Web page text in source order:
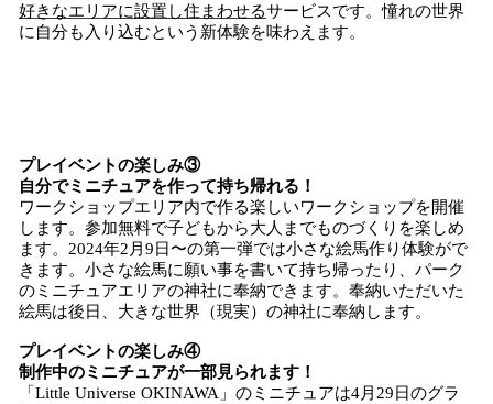
好きなエリアに設置し住まわせるサービスです。憧れの世界
に自分も入り込むという新体験を味わえます。
プレイベントの楽しみ③
自分でミニチュアを作って持ち帰れる！
ワークショップエリア内で作る楽しいワークショップを開催
します。参加無料で子どもから大人までものづくりを楽しめ
ます。2024年2月9日〜の第一弾では小さな絵馬作り体験がで
きます。小さな絵馬に願い事を書いて持ち帰ったり、パーク
のミニチュアエリアの神社に奉納できます。奉納いただいた
絵馬は後日、大きな世界（現実）の神社に奉納します。
プレイベントの楽しみ④
制作中のミニチュアが一部見られます！
「Little Universe OKINAWA」のミニチュアは4月29日のグラ